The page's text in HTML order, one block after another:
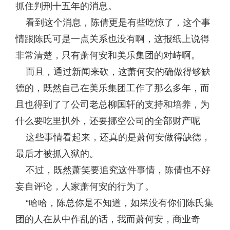
抓住判刑十五年的消息。
看到这个消息，陈倩更是有些吃惊了，这个事
情跟陈氏可是一点关系也没有啊，这报纸上说得
非常清楚，只有萧何安和美乐集团的对峙啊。
而且，通过新闻来砍，这萧何安的确做得够缺
德的，既然自己在美乐集团工作了那么多年，而
且也得到了了公司老总柳国轩的支持和培养，为
什么要吃里扒外，还要挪空公司的全部财产呢
这些事情看起来，还真的是萧何安做得缺德，
最后才被抓入狱的。
不过，既然萧笑要追究这件事情，陈倩也不好
妄自评论，人家萧何安的行为了。
“哈哈，陈总你是不知道，如果没有你们陈氏集
团的人在从中作乱的话，我而萧何安，商业奇